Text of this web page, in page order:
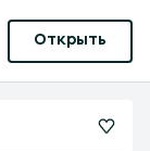
Открыть